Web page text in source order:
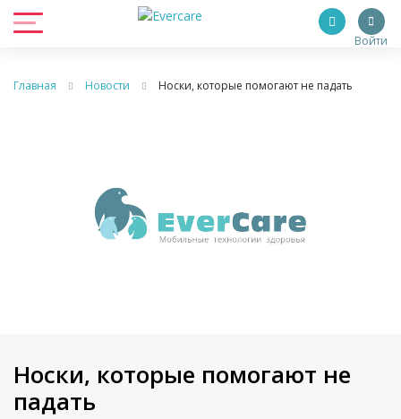
Войти
Главная Новости Носки, которые помогают не падать
Носки, которые помогают не
падать